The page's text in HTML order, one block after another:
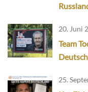
20. Juni
Team
25.